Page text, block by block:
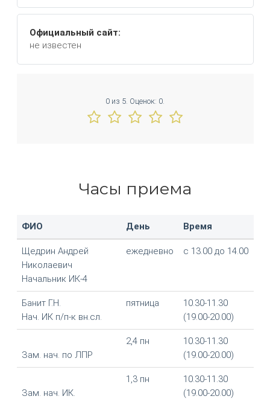
Официальный сайт:
не известен
0 из 5. Оценок: 0
Часы приема
ФИО День Время
Щедрин Андрей
Николаевич
Начальник ИК-4
ежедневно с 13.00 до 14.00
Банит Г.Н.
Нач. ИК п/п-к вн.сл.
пятница
10.30-11.30
(19.00-20.00)
Зам. нач. по ЛПР
2,4 пн
10.30-11.30
(19.00-20.00)
Зам. нач. ИК.
1,3 пн
10.30-11.30
(19.00-20.00)